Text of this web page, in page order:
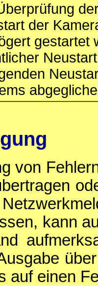
der
gestartet
von
kann
auf einen